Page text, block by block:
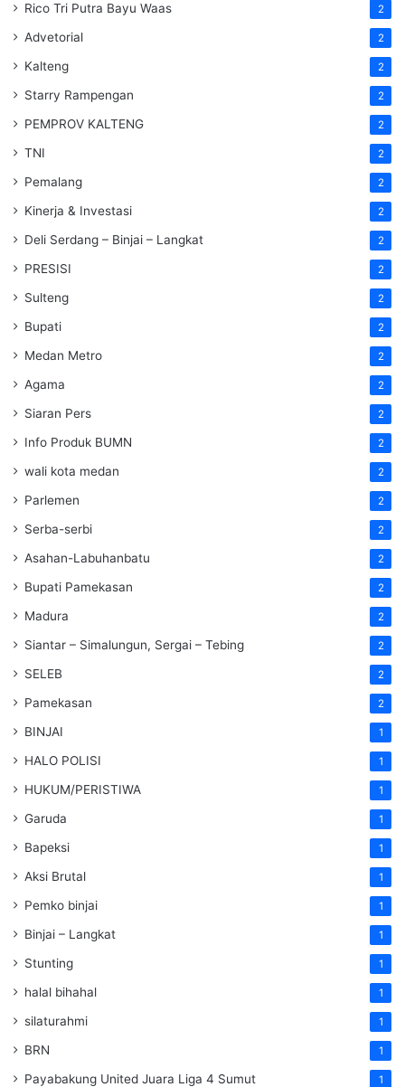
Rico Tri Putra Bayu Waas 2
Advetorial 2
Kalteng 2
Starry Rampengan 2
PEMPROV KALTENG 2
TNI 2
Pemalang 2
Kinerja & Investasi 2
Deli Serdang – Binjai – Langkat 2
PRESISI 2
Sulteng 2
Bupati 2
Medan Metro 2
Agama 2
Siaran Pers 2
Info Produk BUMN 2
wali kota medan 2
Parlemen 2
Serba-serbi 2
Asahan-Labuhanbatu 2
Bupati Pamekasan 2
Madura 2
Siantar – Simalungun, Sergai – Tebing 2
SELEB 2
Pamekasan 2
BINJAI 1
HALO POLISI 1
HUKUM/PERISTIWA 1
Garuda 1
Bapeksi 1
Aksi Brutal 1
Pemko binjai 1
Binjai – Langkat 1
Stunting 1
halal bihahal 1
silaturahmi 1
BRN 1
Payabakung United Juara Liga 4 Sumut 1